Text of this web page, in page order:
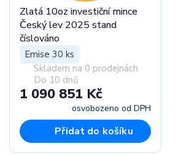
Zlatá 10oz investiční mince
Český lev 2025 stand
číslováno
Emise 30 ks
Skladem na 0 prodejnách
Do 10 dnů
1 090 851 Kč
osvobozeno od DPH
Přidat do košíku